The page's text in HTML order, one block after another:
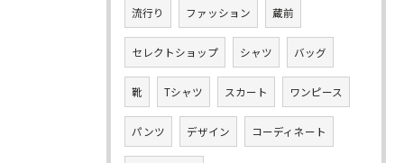
流行り ファッション 蔵前
セレクトショップ シャツ バッグ
靴 Tシャツ スカート ワンピース
パンツ デザイン コーディネート